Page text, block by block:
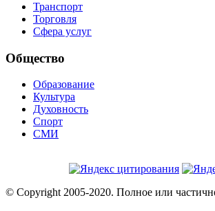
Транспорт
Торговля
Сфера услуг
Общество
Образование
Культура
Духовность
Спорт
СМИ
© Copyright 2005-2020. Полное или